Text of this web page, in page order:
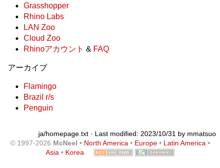
Grasshopper
Rhino Labs
LAN Zoo
Cloud Zoo
Rhinoアカウント & FAQ
アーカイブ
Flamingo
Brazil r/s
Penguin
ja/homepage.txt · Last modified: 2023/10/31 by mmatsuo
© 1997-2026 McNeel • North America • Europe• Latin America •
Asia • Korea